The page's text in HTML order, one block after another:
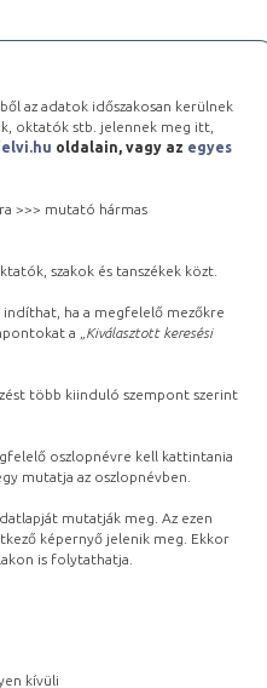
az adatok időszakosan kerülnek
oktatók stb. jelennek meg itt,
oldalain, vagy az egyes
>>> mutató hármas
szakok és tanszékek közt.
ha a megfelelő mezőkre
a „ Kiválasztott keresési
több kiinduló szempont szerint
oszlopnévre kell kattintania
mutatja az oszlopnévben.
mutatják meg. Az ezen
képernyő jelenik meg. Ekkor
is folytathatja.
kívüli